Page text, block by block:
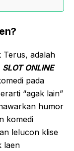
Terus, adalah
SLOT ONLINE
pada
“agak lain”
humor
komedi
lelucon klise
laen